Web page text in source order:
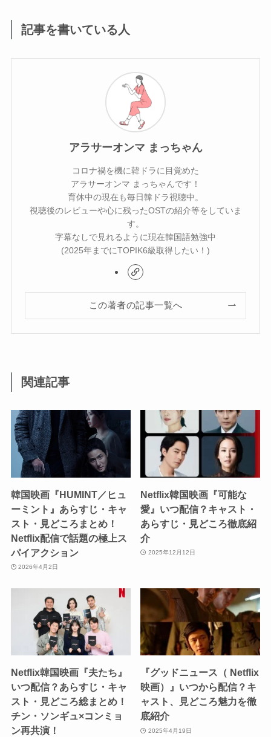
記事を書いている人
アラサーオンマ まっちゃん
コロナ禍を機に韓ドラに目覚めた
アラサーオンマ まっちゃんです！
育休中の現在も毎日韓ドラ視聴中。
視聴後のレビューや心に残ったOSTの紹介等をしていま
す。
字幕なしで見れるように現在韓国語勉強中
(2025年までにTOPIK6級取得したい！)
この著者の記事一覧へ
関連記事
韓国映画『HUMINT／ヒュ
ーミント』あらすじ・キャ
スト・見どころまとめ！
Netflix配信で話題の極上ス
パイアクション
2026年4月2日
Netflix韓国映画『可能な
愛』いつ配信？キャスト・
あらすじ・見どころ徹底紹
介
2025年12月12日
Netflix韓国映画『夫たち』
いつ配信？あらすじ・キャ
スト・見どころ総まとめ！
チン・ソンギュ×コンミョ
ン再共演！
『グッドニュース（ Netflix
映画）』いつから配信？キ
ャスト、見どころ魅力を徹
底紹介
2025年4月19日